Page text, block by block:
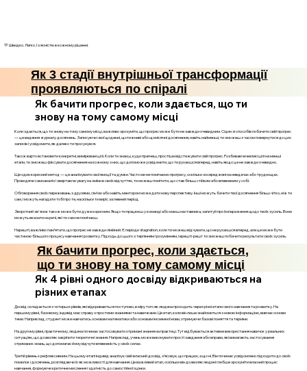
💛 Швидко. Легко. І з ясністю в кожному рішенні.
Як 3 стадії внутрішньої трансформації
проявляються по спіралі
Як бачити прогрес, коли здається, що ти
знову на тому самому місці
Коли здається, що ти знову на тому самому місці, важливо зрозуміти, що прогрес може бути не завжди очевидним. Один зі способів побачити свій прогрес
— це ведення журналу досягнень. Записуючи свої щоденні, щотижневі або щомісячні досягнення, навіть найменші, ти зможеш з часом повернутися до цих
записів і усвідомити, як далеко ти просунувся.
Також варто встановити конкретні, вимірювані цілі. Коли ти знаєш, куди прагнеш, простіше відстежувати свій прогрес. Розбиваючи великі цілі на менші
етапи, ти зможеш фіксувати досягнення на кожному з них, що допоможе усвідомити, що ти рухаєшся вперед, навіть якщо це не завжди очевидно.
Ще один корисний метод — це аналізувати свої емоції та думки. Часто ми не помічаємо прогресу, оскільки зосереджені на невдачах або труднощах.
Проводячи самоаналіз і звертаючи увагу на зміни в своїх відчуттях, ти можеш помітити, що став більш стійким або впевненим у собі.
Обговорення своїх переживань з друзями, сім’єю або навіть ментором може дати нову перспективу. Інші можуть бачити твої досягнення більш чітко, ніж ти
сам, і можуть нагадати тобі про те, наскільки ти виріс за певний період.
Зворотний зв'язок також може бути дуже корисним. Якщо ти працюєш у команді або маєш наставника, запитуй про їхні враження щодо твоїх зусиль. Вони
можуть вказати на речі, які ти сам не помічаєш.
Нарешті, важливо пам’ятати, що прогрес не завжди лінійний. Є періоди stagnation, коли ти можеш відчувати, що не рухаєшся вперед, але це може бути
частиною більшого процесу навчання і розвитку. Підходь до цього з терпінням і розумінням, і врешті-решт ти зможеш побачити результати своїх зусиль.
Як бачити прогрес, коли здається,
що ти знову на тому самому місці
Як 4 рівні одного досвіду відкриваються на
різних етапах
Досвід складається з чотирьох рівнів, які відкриваються поступово, в міру того як людина проходить через різні етапи свого навчання та розвитку. На
першому рівні, базовому, індивід має справу з простими знаннями та навичками. Це етап, коли він лише знайомиться з новою інформацією, вивчає основи
теми. Наприклад, студент може навчатись основам математики або основам іноземної мови, отримуючи базові поняття та терміни.
На другому рівні, практичному, людина починає застосовувати отримані знання на практиці. Тут відбувається активне використання навичок у реальних
ситуаціях, що дозволяє закріпити теоретичні знання. Наприклад, учень може виконувати прості завдання або вправи, які вимагають застосування
отриманих знань, що допомагає йому відчути впевненість у своїх силах.
Третій рівень є рефлексивним. На цьому етапі індивід аналізує свій власний досвід, з’ясовує, що працює, а що ні. Він починає усвідомлено підходити до своїх
помилок і досягнень, розглядаючи їх як можливості для навчання. Це важливий етап, оскільки він дозволяє людині глибше зрозуміти власний процес
навчання, формуючи критичне мислення і здатність до самостійної оцінки.